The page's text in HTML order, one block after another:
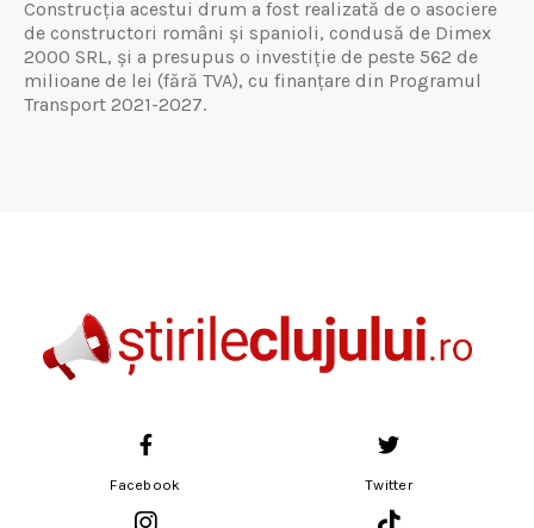
Construcția acestui drum a fost realizată de o asociere
de constructori români și spanioli, condusă de Dimex
2000 SRL, și a presupus o investiție de peste 562 de
milioane de lei (fără TVA), cu finanțare din Programul
Transport 2021-2027.
Facebook Twitter